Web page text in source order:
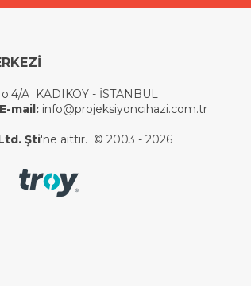
A KADIKÖY - İSTANBUL
E-mail:info@projeksiyoncihazi.com.tr
Şti'ne aittir. © 2003 - 2026